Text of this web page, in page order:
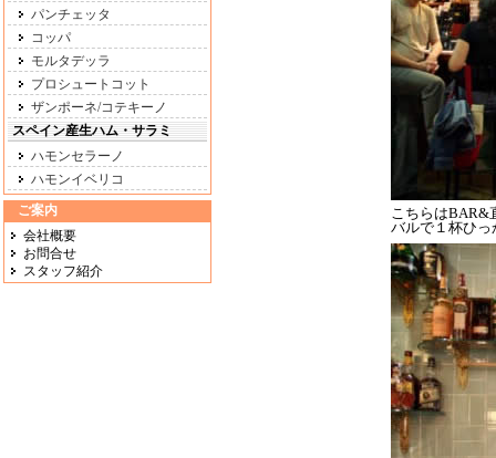
パンチェッタ
コッパ
モルタデッラ
プロシュートコット
ザンポーネ/コテキーノ
スペイン産生ハム・サラミ
ハモンセラーノ
ハモンイベリコ
ご案内
会社概要
お問合せ
スタッフ紹介
こちらはBAR&
バルで１杯ひっ